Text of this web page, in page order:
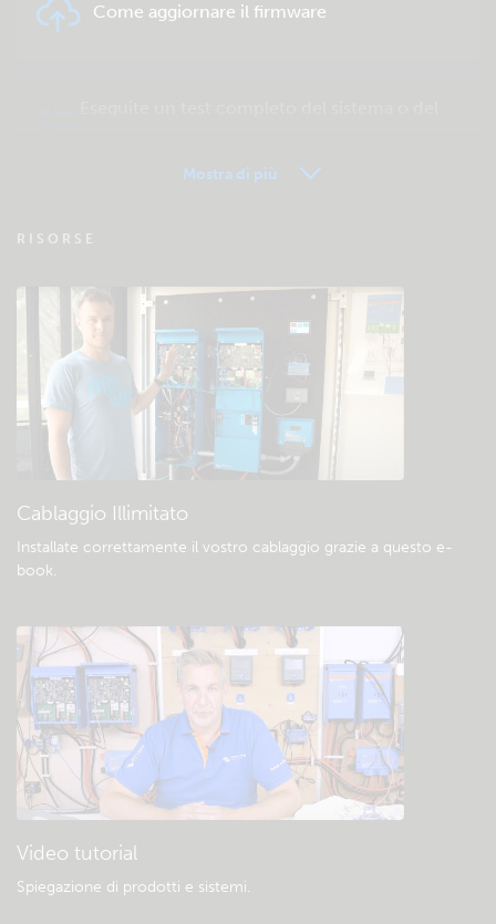
Come aggiornare il firmware
Verificate la base di conoscenze della
comunità
Download e documentazione generali
Mostra di più
RISORSE
Cablaggio Illimitato
Installate correttamente il vostro cablaggio grazie a questo e-
book.
Video tutorial
Spiegazione di prodotti e sistemi.